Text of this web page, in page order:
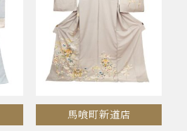
馬喰町新道店